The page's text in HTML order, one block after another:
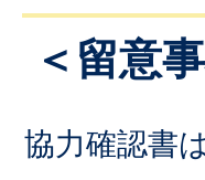
＜留意
協力確認書